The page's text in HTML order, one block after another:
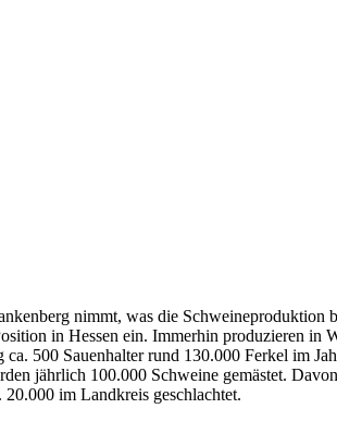
nimmt, was die Schweineproduktion
in Hessen ein. Immerhin produzieren in
ca. 500 Sauenhalter rund 130.000 Ferkel im
jährlich 100.000 Schweine gemästet.
20.000 im Landkreis geschlachtet.